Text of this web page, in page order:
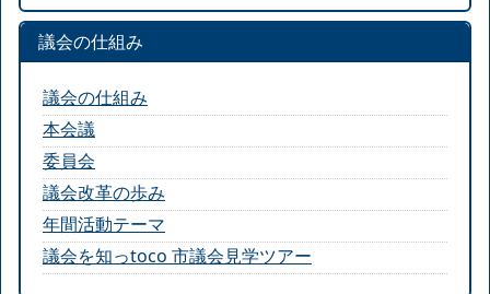
議会の仕組み
議会の仕組み
本会議
委員会
議会改革の歩み
年間活動テーマ
議会を知っtoco 市議会見学ツアー